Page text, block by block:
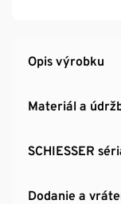
Opis výrobku
Materiál a
SCHIESSER
Dodanie a